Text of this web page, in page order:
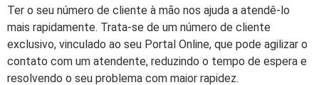
Ter o seu número de cliente à mão nos ajuda a atendê-lo
mais rapidamente. Trata-se de um número de cliente
exclusivo, vinculado ao seu Portal Online, que pode agilizar o
contato com um atendente, reduzindo o tempo de espera e
resolvendo o seu problema com maior rapidez.